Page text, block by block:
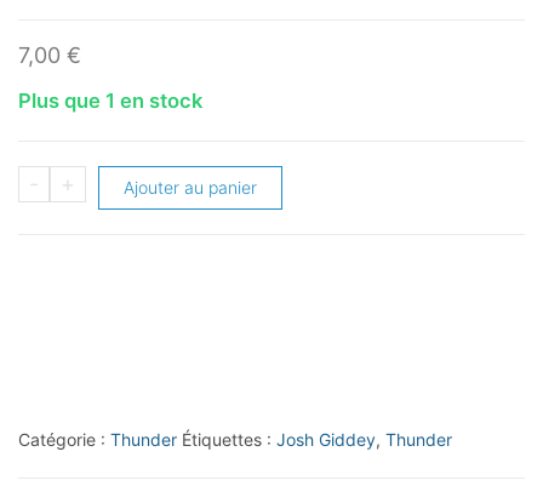
7,00 €
Plus que 1 en stock
-
quantité
Giddey
+ Ajouter au panier
Catégorie : Thunder Étiquettes : Josh Giddey, Thunder